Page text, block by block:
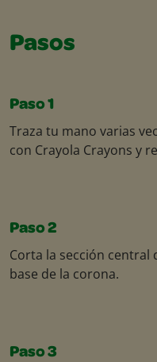
Pasos
Paso 1
Traza tu mano varias
con Crayola Crayons y
Paso 2
Corta la sección central
base de la corona.
Paso 3